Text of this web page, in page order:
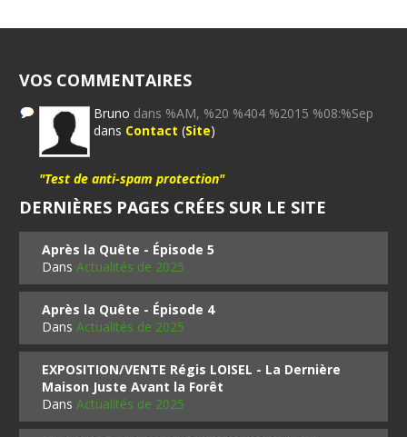
VOS COMMENTAIRES
Bruno dans %AM, %20 %404 %2015 %08:%Sep
dans Contact (Site)
"Test de anti-spam protection"
DERNIÈRES PAGES CRÉES SUR LE SITE
Après la Quête - Épisode 5
DansActualités de 2025
Après la Quête - Épisode 4
DansActualités de 2025
EXPOSITION/VENTE Régis LOISEL - La Dernière
Maison Juste Avant la Forêt
DansActualités de 2025